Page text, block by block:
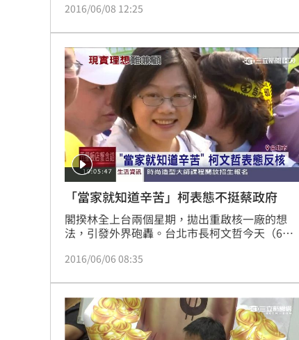
當選、加重誹謗、誣告等，因撤回部分告訴及證
2016/06/08 12:25
「當家就知道辛苦」柯表態不挺蔡政府
閣揆林全上台兩個星期，拋出重啟核一廠的想
法，引發外界砲轟。台北市長柯文哲今天（6
電管理，因為夏天大家開冷氣、用電量高，台電
家就知道辛苦了，應該說出具體方案，不能只喊
口號。
2016/06/06 08:35